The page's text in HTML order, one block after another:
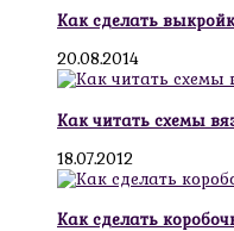
Как сделать
20.08.2014
Как читать схемы
18.07.2012
Как сделать